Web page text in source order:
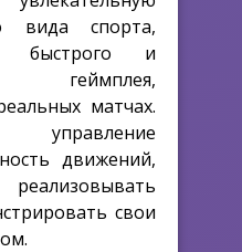
вида спорта,
быстрого и
геймплея,
матчах.
движений,
свои